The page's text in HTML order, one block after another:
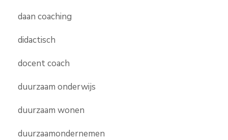
daan coaching
didactisch
docent coach
duurzaam onderwijs
duurzaam wonen
duurzaamondernemen